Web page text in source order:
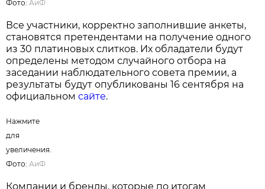
Нажмите для увеличения. Фото: